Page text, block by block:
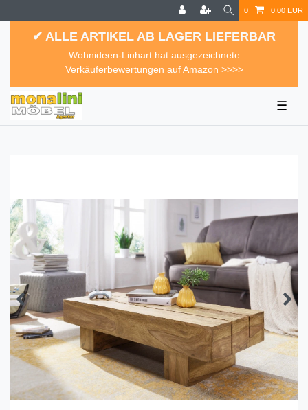
0 0,00 EUR
✔ ALLE ARTIKEL AB LAGER LIEFERBAR
Wohnideen-Linhart hat ausgezeichnete
Verkäuferbewertungen auf Amazon >>>>
☰